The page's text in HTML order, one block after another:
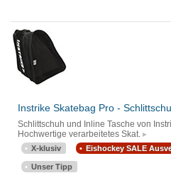
Instrike Skatebag Pro -
Schlittschuh und Inline Tasche von
Hochwertige verarbeitetes Skat.
X-klusiv Eishockey SALE
Unser Tipp